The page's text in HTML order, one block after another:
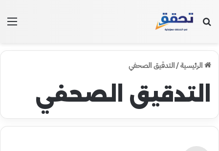
بحث عن
الرئيسية/التدقيق الصحفي
التدقيق الصحفي